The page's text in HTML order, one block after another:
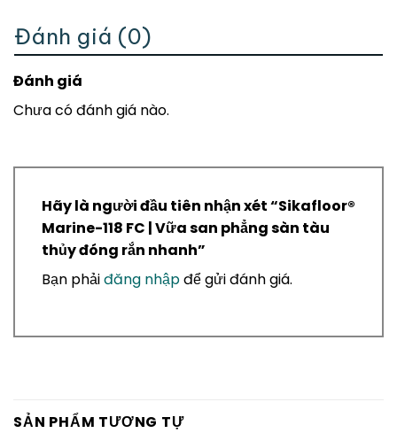
Đánh giá (0)
Đánh giá
Chưa có đánh giá nào.
Hãy là người đầu tiên nhận xét “Sikafloor®
Marine-118 FC | Vữa san phẳng sàn tàu
thủy đóng rắn nhanh”
Bạn phảiđăng nhậpđể gửi đánh giá.
SẢN PHẨM TƯƠNG TỰ